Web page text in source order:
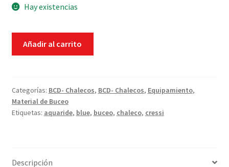
Hay existencias
cantidad
Añadir al carrito
Categorías: BCD- Chalecos, BCD- Chalecos, Equipamiento,
Material de Buceo
Etiquetas: aquaride, blue, buceo, chaleco, cressi
Descripción